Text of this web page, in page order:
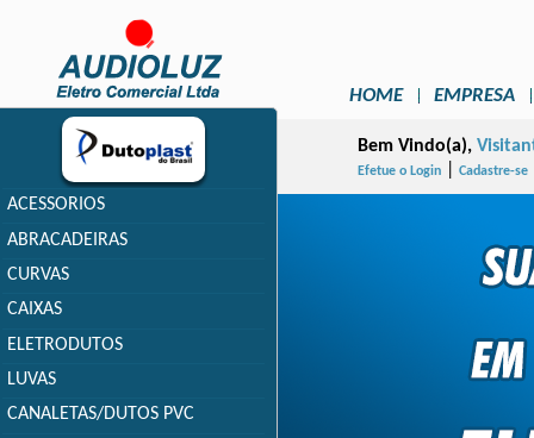
HOME EMPRESA
Bem Vindo(a),
Efetue o Login Cadastre-se
ACESSORIOS
ABRACADEIRAS
CURVAS
CAIXAS
ELETRODUTOS
LUVAS
CANALETAS/DUTOS PVC